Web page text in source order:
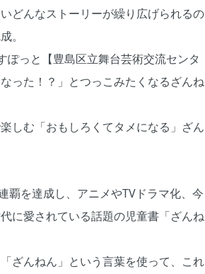
どんなストーリーが繰り広げられるの
。
っと【豊島区立舞台芸術交流センタ
った！？」とつっこみたくなるざんね
しむ「おもしろくてタメになる」ざん
覇を達成し、アニメやTVドラマ化、今
に愛されている話題の児童書「ざんね
ざんねん」という言葉を使って、これ